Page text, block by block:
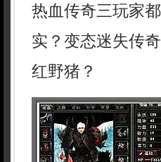
热血传奇三玩家
实？变态迷失传
红野猪？